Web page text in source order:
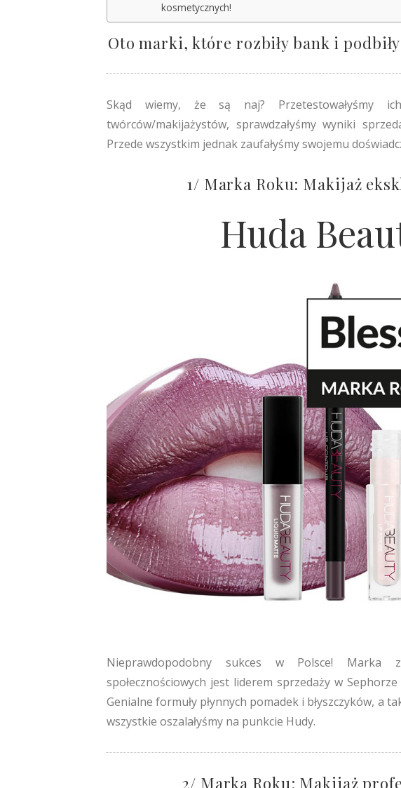
kosmetycznych!
Oto marki, które rozbiły bank i
Skąd wiemy, że są naj? Przetestowałyśmy
twórców/makijażystów, sprawdzałyśmy wyniki
Przede wszystkim jednak zaufałyśmy swojemu
1/ Marka Roku: Makijaż
Huda
Nieprawdopodobny sukces w Polsce!
społecznościowych jest liderem sprzedaży w
Genialne formuły płynnych pomadek i błyszczyków, a
wszystkie oszalałyśmy na punkcie Hudy.
2/ Marka Roku: Makijaż